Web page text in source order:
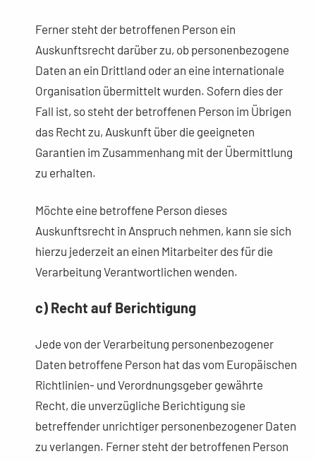
Ferner steht der betroffenen Person ein
Auskunftsrecht darüber zu, ob personenbezogene
Daten an ein Drittland oder an eine internationale
Organisation übermittelt wurden. Sofern dies der
Fall ist, so steht der betroffenen Person im Übrigen
das Recht zu, Auskunft über die geeigneten
Garantien im Zusammenhang mit der Übermittlung
zu erhalten.
Möchte eine betroffene Person dieses
Auskunftsrecht in Anspruch nehmen, kann sie sich
hierzu jederzeit an einen Mitarbeiter des für die
Verarbeitung Verantwortlichen wenden.
c) Recht auf Berichtigung
Jede von der Verarbeitung personenbezogener
Daten betroffene Person hat das vom Europäischen
Richtlinien- und Verordnungsgeber gewährte
Recht, die unverzügliche Berichtigung sie
betreffender unrichtiger personenbezogener Daten
zu verlangen. Ferner steht der betroffenen Person